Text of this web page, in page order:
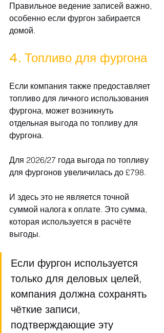
Правильное ведение записей важно,
особенно если фургон забирается
домой.
4. Топливо для фургона
Если компания также предоставляет
топливо для личного использования
фургона, может возникнуть
отдельная выгода по топливу для
фургона.
Для 2026/27 года выгода по топливу
для фургонов увеличилась до £798.
И здесь это не является точной
суммой налога к оплате. Это сумма,
которая используется в расчёте
выгоды.
Если фургон используется
только для деловых целей,
компания должна сохранять
чёткие записи,
подтверждающие эту